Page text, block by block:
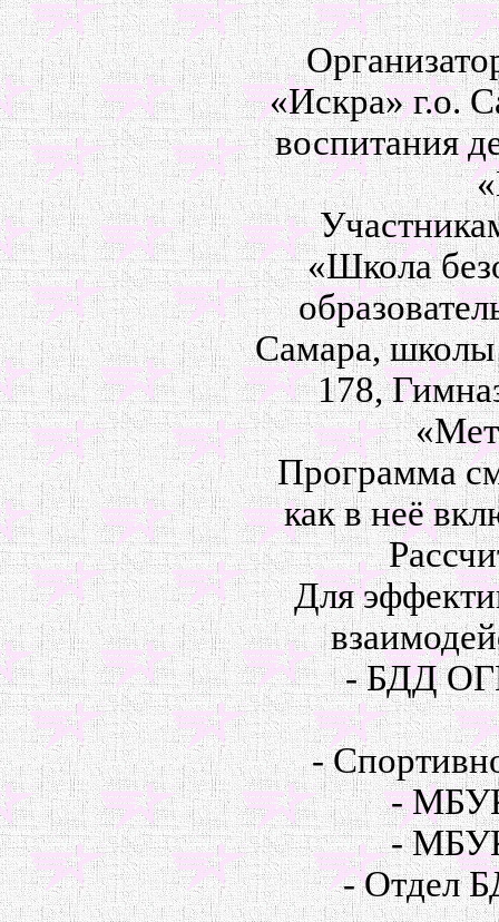
«Искра» г.о.
воспитания
«Школа
Самара,
178,
Программа
как в неё
Для
- БДД
-
-
-
- Отдел